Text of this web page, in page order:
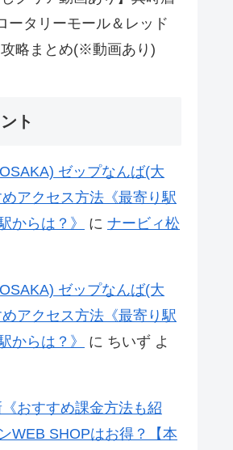
ータリーモール＆レッド
略まとめ(※動画あり)
ト
ゼップなんば(大
アクセス方法《最寄り駅
からは？》
に ナービィ松
ゼップなんば(大
アクセス方法《最寄り駅
からは？》
に ちいず よ
おすすめ課金方法も紹
WEB SHOPはお得？【本